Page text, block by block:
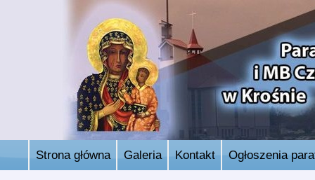
Strona główna Galeria Kontakt Ogłoszenia